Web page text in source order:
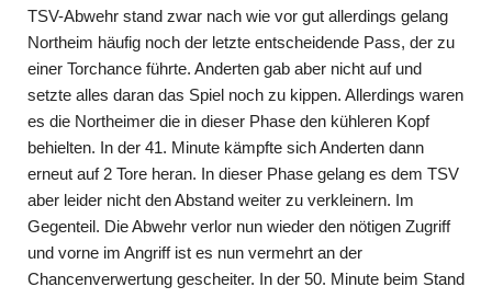
TSV-Abwehr stand zwar nach wie vor gut allerdings gelang
Northeim häufig noch der letzte entscheidende Pass, der zu
einer Torchance führte. Anderten gab aber nicht auf und
setzte alles daran das Spiel noch zu kippen. Allerdings waren
es die Northeimer die in dieser Phase den kühleren Kopf
behielten. In der 41. Minute kämpfte sich Anderten dann
erneut auf 2 Tore heran. In dieser Phase gelang es dem TSV
aber leider nicht den Abstand weiter zu verkleinern. Im
Gegenteil. Die Abwehr verlor nun wieder den nötigen Zugriff
und vorne im Angriff ist es nun vermehrt an der
Chancenverwertung gescheiter. In der 50. Minute beim Stand